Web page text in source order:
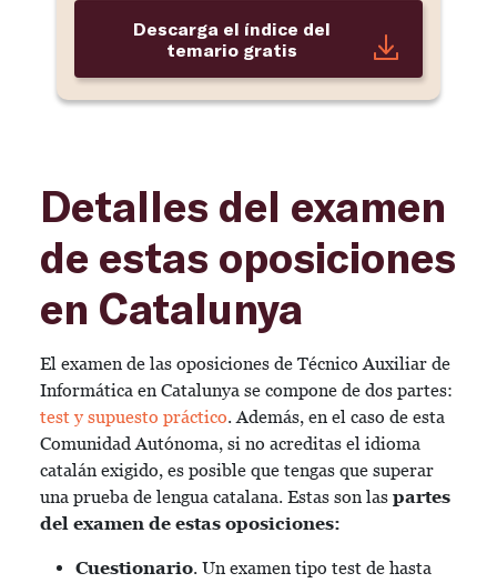
Descarga el índice del
temario gratis
Detalles del examen
de estas oposiciones
en Catalunya
El examen de las oposiciones de Técnico Auxiliar de
Informática en Catalunya se compone de dos partes:
test y supuesto práctico. Además, en el caso de esta
Comunidad Autónoma, si no acreditas el idioma
catalán exigido, es posible que tengas que superar
una prueba de lengua catalana. Estas son las partes
del examen de estas oposiciones:
Cuestionario. Un examen tipo test de hasta